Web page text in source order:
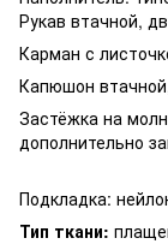
Рукав втачной,
Карман с
Капюшон
Застёжка на
дополнительно
Подкладка:
Тип ткани: